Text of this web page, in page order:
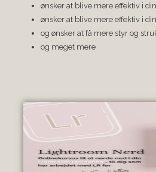
ønsker at blive mere effektiv i
ønsker at blive mere effektiv i
og ønsker at få mere styr og
og meget mere